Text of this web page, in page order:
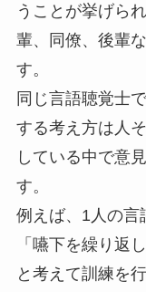
うことが挙げら
輩、同僚、後輩
す。
同じ言語聴覚士
する考え方は人
している中で意
す。
例えば、1人の言
「嚥下を繰り返
と考えて訓練を